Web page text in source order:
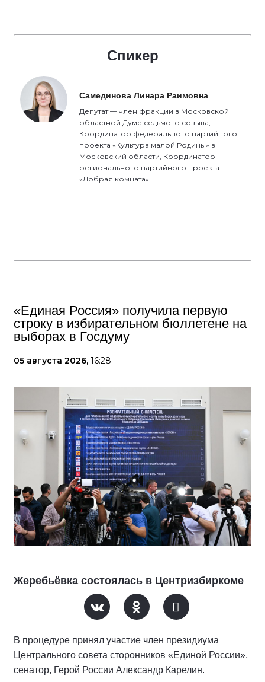
Спикер
Самединова Линара Раимовна
Депутат — член фракции в Московской
областной Думе седьмого созыва,
Координатор федерального партийного
проекта «Культура малой Родины» в
Московский области, Координатор
регионального партийного проекта
«Добрая комната»
«Единая Россия» получила первую
строку в избирательном бюллетене на
выборах в Госдуму
05 августа 2026, 16:28
Жеребьёвка состоялась в Центризбиркоме
В процедуре принял участие член президиума
Центрального совета сторонников «Единой России»,
сенатор, Герой России Александр Карелин.